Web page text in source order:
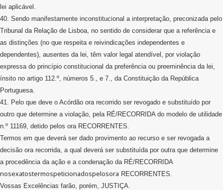
lei aplicável.
40. Sendo manifestamente inconstitucional a interpretação, preconizada pelo
Tribunal da Relação de Lisboa, no sentido de considerar que a referência e
as distinções (no que respeita e reivindicações independentes e
dependentes), ausentes da lei, têm valor legal atendível, por violação
expressa do princípio constitucional da preferência ou preeminência da lei,
ínsito no artigo 112.º, números 5., e 7., da Constituição da República
Portuguesa.
41. Pelo que deve o Acórdão ora recorrido ser revogado e substituído por
outro que determine a violação, pela RÉ/RECORRIDA do modelo de utilidade
n.º 11169, detido pelos ora RECORRENTES.
Termos em que deverá ser dado provimento ao recurso e ser revogada a
decisão ora recorrida, a qual deverá ser substituída por outra que determine
a procedência da ação e a condenação da RÉ/RECORRIDA
nosexatostermospeticionadospelosora RECORRENTES.
Vossas Excelências farão, porém, JUSTIÇA.